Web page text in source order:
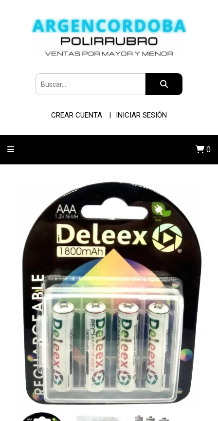
CREAR CUENTA INICIAR SESIÓN
0